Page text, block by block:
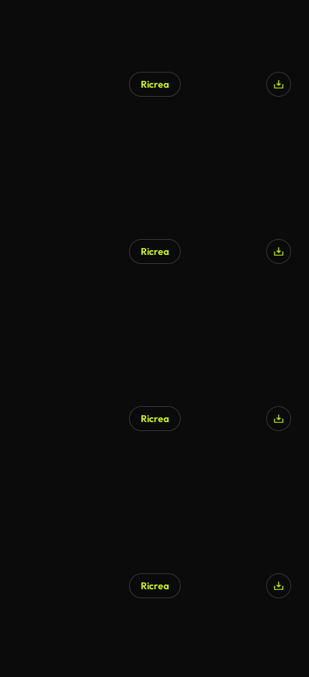
Ricrea
Ricrea
Ricrea
Ricrea